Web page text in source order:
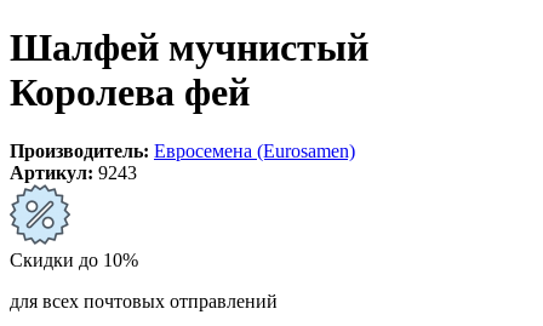
Шалфей мучнистый
Королева фей
Производитель: Евросемена (Eurosamen)
Артикул: 9243
Скидки до 10%
для всех почтовых отправлений